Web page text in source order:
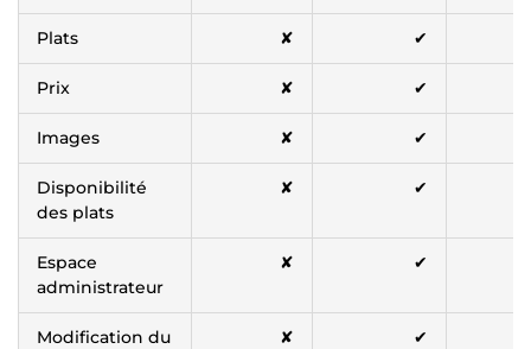
Plats ✘ ✔
Prix ✘ ✔
Images ✘ ✔
Disponibilité
des plats
✘ ✔
Espace
administrateur
✘ ✔
Modification du
✘ ✔